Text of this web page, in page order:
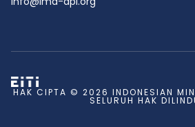
HAK CIPTA © 2026 INDONESIAN
SELURUH HAK